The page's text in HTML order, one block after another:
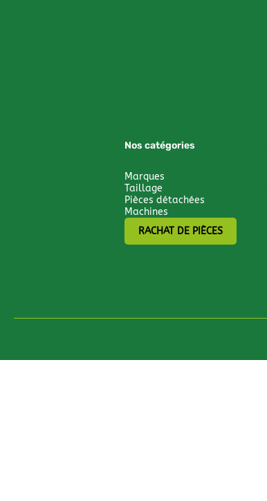
Nos catégories
Marques
Taillage
Pièces détachées
Machines
RACHAT DE PIÈCES